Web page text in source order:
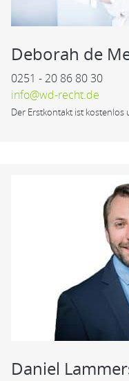
Deborah de
0251 - 20 86 80 30
info@wd-recht.de
Der Erstkontakt ist
Daniel